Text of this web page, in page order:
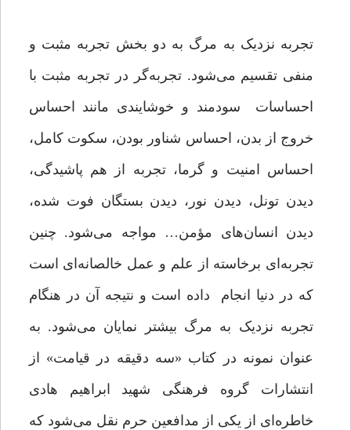
تجربه نزدیک به مرگ به دو بخش تجربه مثبت و
منفی تقسیم می‌شود. تجربه‌گر در تجربه مثبت با
احساسات سودمند و خوشایندی مانند احساس
خروج از بدن، احساس شناور بودن، سکوت کامل،
احساس امنیت و گرما، تجربه از هم پاشیدگی،
دیدن تونل، دیدن نور، دیدن بستگان فوت ‌شده،
دیدن انسان‌های مؤمن… مواجه می‌شود. چنین
تجربه‌ای برخاسته از علم و عمل خالصانه‌ای است
که در دنیا انجام داده است و نتیجه آن در هنگام
تجربه نزدیک به مرگ بیشتر نمایان می‌شود. به
عنوان نمونه در کتاب «سه دقیقه در قیامت» از
انتشارات گروه فرهنگی شهید ابراهیم هادی
خاطره‌ای از یکی از مدافعین حرم نقل می‌شود که